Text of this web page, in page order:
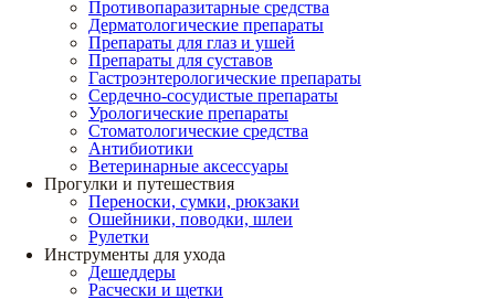
Противопаразитарные средства
Дерматологические препараты
Препараты для глаз и ушей
Препараты для суставов
Гастроэнтерологические препараты
Сердечно-сосудистые препараты
Урологические препараты
Стоматологические средства
Антибиотики
Ветеринарные аксессуары
Прогулки и путешествия
Переноски, сумки, рюкзаки
Ошейники, поводки, шлеи
Рулетки
Инструменты для ухода
Дешеддеры
Расчески и щетки